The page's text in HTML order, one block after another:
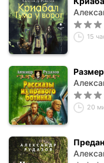
15
20